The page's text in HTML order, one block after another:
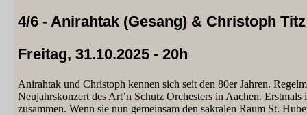
4/6 - Anirahtak (Gesang) & Christoph
Freitag, 31.10.2025 - 20h
Anirahtak und Christoph kennen sich seit den 80er Jahren.
Neujahrskonzert des Art’n Schutz Orchesters in Aachen.
zusammen. Wenn sie nun gemeinsam den sakralen Raum St.